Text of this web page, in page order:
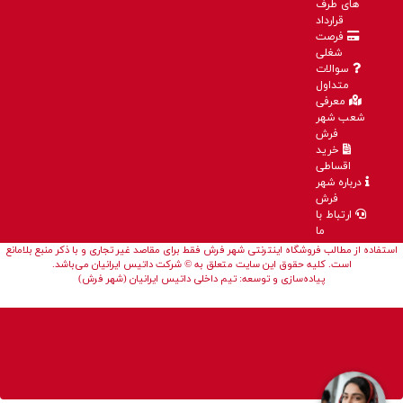
های طرف
قرارداد
فرصت
شغلی
سوالات
متداول
معرفی
شعب شهر
فرش
خرید
اقساطی
درباره شهر
فرش
ارتباط با
ما
استفاده از مطالب فروشگاه اینترنتی شهر فرش فقط برای مقاصد غیر تجاری و با ذکر منبع بلامانع
است. کلیه حقوق این سایت متعلق به © شرکت داتیس ایرانیان می‌باشد.
پیاده‌سازی و توسعه: تیم داخلی داتیس ایرانیان (شهر فرش)